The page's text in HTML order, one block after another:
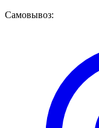
Самовывоз: